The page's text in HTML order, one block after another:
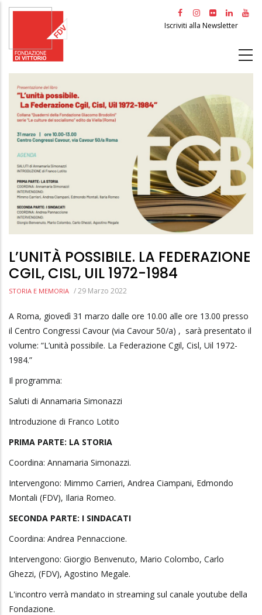
Salta
principale
Iscriviti alla Newsletter
L’UNITÀ POSSIBILE. LA FEDERAZIONE
CGIL, CISL, UIL 1972-1984
STORIA E MEMORIA /29 Marzo 2022
A Roma, giovedì 31 marzo dalle ore 10.00 alle ore 13.00 presso
il Centro Congressi Cavour (via Cavour 50/a) , sarà presentato il
volume: “L’unità possibile. La Federazione Cgil, Cisl, Uil 1972-
1984.”
Il programma:
Saluti di Annamaria Simonazzi
Introduzione di Franco Lotito
PRIMA PARTE: LA STORIA
Coordina: Annamaria Simonazzi.
Intervengono: Mimmo Carrieri, Andrea Ciampani, Edmondo
Montali (FDV), Ilaria Romeo.
SECONDA PARTE: I SINDACATI
Coordina: Andrea Pennaccione.
Intervengono: Giorgio Benvenuto, Mario Colombo, Carlo
Ghezzi, (FDV), Agostino Megale.
L'incontro verrà mandato in streaming sul canale youtube della
Fondazione.